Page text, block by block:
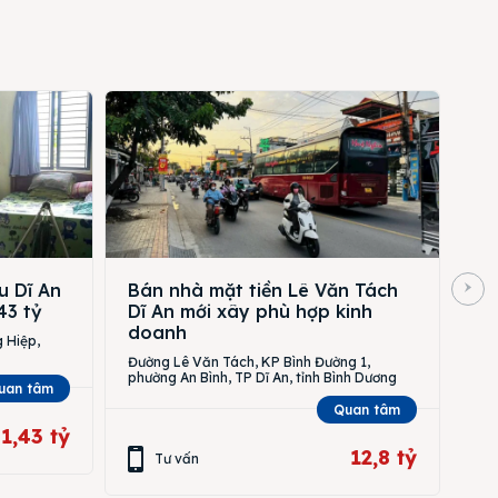
Dĩ An
tỷ
Hiệp,
tâm
1,43 tỷ
Bán nhà mặt tiền Lê Văn Tách
Dĩ An mới xây phù hợp kinh
doanh
Đường Lê Văn Tách, KP Bình Đường 1,
phường An Bình, TP Dĩ An, tỉnh Bình Dương
Quan tâm
Tư vấn 12,8 tỷ